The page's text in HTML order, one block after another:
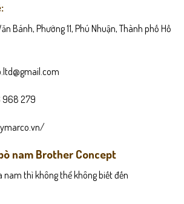
Bánh, Phường 11, Phú Nhuận, Thành phố Hồ
279
nam Brother Concept
nam thì không thể không biết đến